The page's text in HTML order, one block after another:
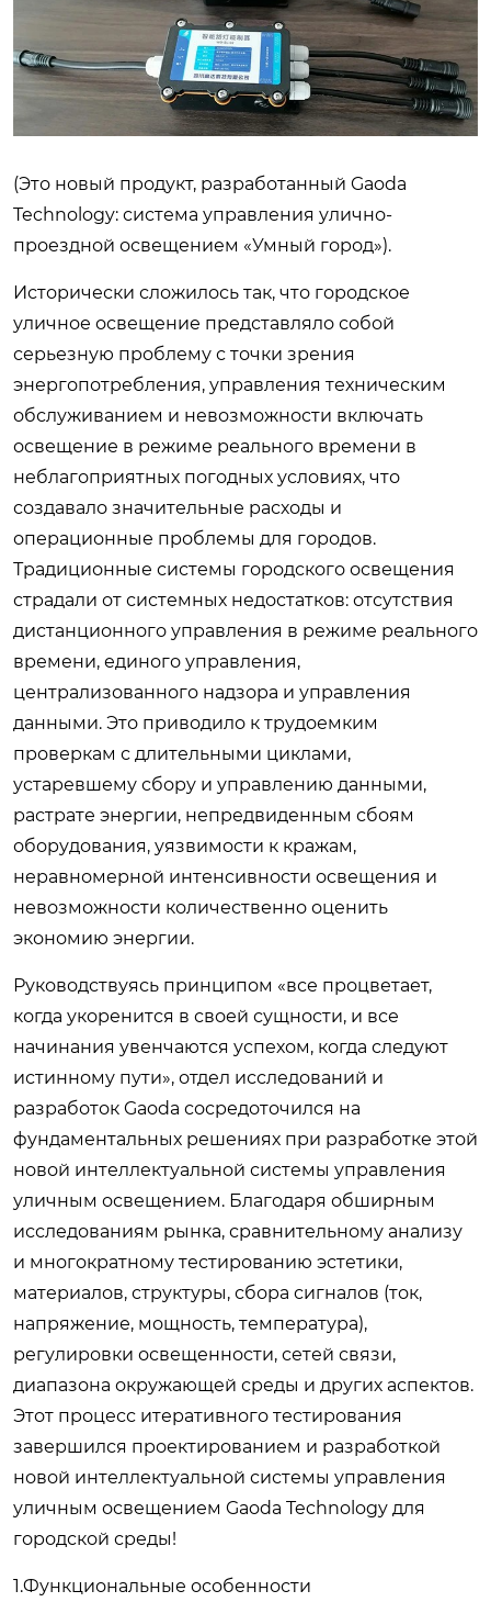
(Это новый продукт, разработанный Gaoda
Technology: система управления улично-
проездной освещением «Умный город»).
Исторически сложилось так, что городское
уличное освещение представляло собой
серьезную проблему с точки зрения
энергопотребления, управления техническим
обслуживанием и невозможности включать
освещение в режиме реального времени в
неблагоприятных погодных условиях, что
создавало значительные расходы и
операционные проблемы для городов.
Традиционные системы городского освещения
страдали от системных недостатков: отсутствия
дистанционного управления в режиме реального
времени, единого управления,
централизованного надзора и управления
данными. Это приводило к трудоемким
проверкам с длительными циклами,
устаревшему сбору и управлению данными,
растрате энергии, непредвиденным сбоям
оборудования, уязвимости к кражам,
неравномерной интенсивности освещения и
невозможности количественно оценить
экономию энергии.
Руководствуясь принципом «все процветает,
когда укоренится в своей сущности, и все
начинания увенчаются успехом, когда следуют
истинному пути», отдел исследований и
разработок Gaoda сосредоточился на
фундаментальных решениях при разработке этой
новой интеллектуальной системы управления
уличным освещением. Благодаря обширным
исследованиям рынка, сравнительному анализу
и многократному тестированию эстетики,
материалов, структуры, сбора сигналов (ток,
напряжение, мощность, температура),
регулировки освещенности, сетей связи,
диапазона окружающей среды и других аспектов.
Этот процесс итеративного тестирования
завершился проектированием и разработкой
новой интеллектуальной системы управления
уличным освещением Gaoda Technology для
городской среды!
1.Функциональные особенности